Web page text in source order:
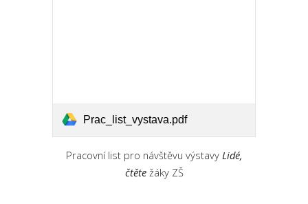
Prac_list_vystava.pdf
Pracovní list pro návštěvu výstavy Lidé,
čtětežáky ZŠ